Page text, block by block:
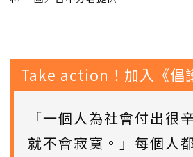
Take action！加入《倡
「一個人為社會付出很
就不會寂寞。」每個人